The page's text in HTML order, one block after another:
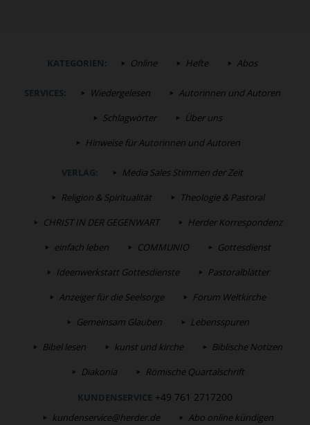
KATEGORIEN: Online Hefte Abos
SERVICES: Wiedergelesen
Autorinnen und Autoren
Schlagwörter
Über uns
Hinweise für Autorinnen und Autoren
VERLAG:
Media Sales Stimmen der Zeit
Religion & Spiritualität
Theologie & Pastoral
CHRIST IN DER GEGENWART
Herder Korrespondenz
einfach leben
COMMUNIO
Gottesdienst
Ideenwerkstatt Gottesdienste
Pastoralblätter
Anzeiger für die Seelsorge
Forum Weltkirche
Gemeinsam Glauben
Lebensspuren
Bibel lesen
kunst und kirche
Biblische Notizen
Diakonia
Römische Quartalschrift
KUNDENSERVICE +49 761 2717200
kundenservice@herder.de Abo online kündigen